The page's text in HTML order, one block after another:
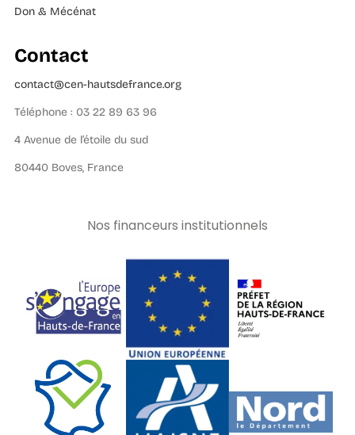
Don & Mécénat
Contact
contact@cen-hautsdefrance.org
Téléphone : 03 22 89 63 96
4 Avenue de l’étoile du sud
80440 Boves, France
Nos financeurs institutionnels